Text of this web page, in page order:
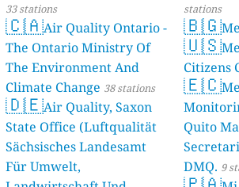
33 stations
🇨🇦Air Quality Ontario -
The Ontario Ministry Of
The Environment And
Climate Change 38 stations
🇩🇪Air Quality, Saxon
State Office (Luftqualität
Sächsisches Landesamt
Für Umwelt,
stations
🇧🇬
🇺🇸
Citizens
🇪🇨
Quito
DMQ. 9